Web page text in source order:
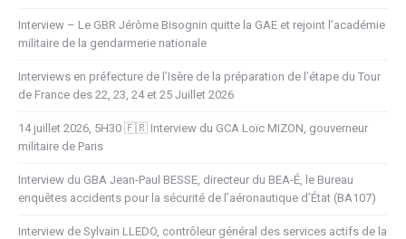
Interview – Le GBR Jérôme Bisognin quitte la GAE et rejoint l’académie
militaire de la gendarmerie nationale
Interviews en préfecture de l’Isère de la préparation de l’étape du Tour
de France des 22, 23, 24 et 25 Juillet 2026
14 juillet 2026, 5H30 🇫🇷 Interview du GCA Loïc MIZON, gouverneur
militaire de Paris
Interview du GBA Jean-Paul BESSE, directeur du BEA-É, le Bureau
enquêtes accidents pour la sécurité de l’aéronautique d’État (BA107)
Interview de Sylvain LLEDO, contrôleur général des services actifs de la